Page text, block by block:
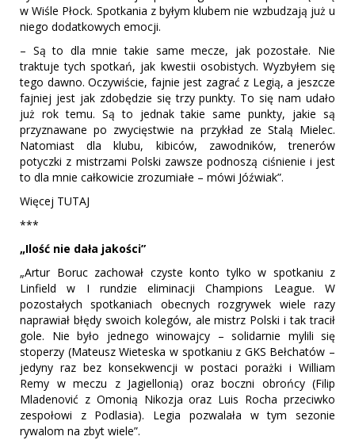
w Wiśle Płock. Spotkania z byłym klubem nie wzbudzają już u
niego dodatkowych emocji.
– Są to dla mnie takie same mecze, jak pozostałe. Nie
traktuje tych spotkań, jak kwestii osobistych. Wyzbyłem się
tego dawno. Oczywiście, fajnie jest zagrać z Legią, a jeszcze
fajniej jest jak zdobędzie się trzy punkty. To się nam udało
już rok temu. Są to jednak takie same punkty, jakie są
przyznawane po zwycięstwie na przykład ze Stalą Mielec.
Natomiast dla klubu, kibiców, zawodników, trenerów
potyczki z mistrzami Polski zawsze podnoszą ciśnienie i jest
to dla mnie całkowicie zrozumiałe – mówi Jóźwiak”.
Więcej TUTAJ
***
„Ilość nie dała jakości”
„Artur Boruc zachował czyste konto tylko w spotkaniu z
Linfield w I rundzie eliminacji Champions League. W
pozostałych spotkaniach obecnych rozgrywek wiele razy
naprawiał błędy swoich kolegów, ale mistrz Polski i tak tracił
gole. Nie było jednego winowajcy – solidarnie mylili się
stoperzy (Mateusz Wieteska w spotkaniu z GKS Bełchatów –
jedyny raz bez konsekwencji w postaci porażki i William
Remy w meczu z Jagiellonią) oraz boczni obrońcy (Filip
Mladenović z Omonią Nikozja oraz Luis Rocha przeciwko
zespołowi z Podlasia). Legia pozwalała w tym sezonie
rywalom na zbyt wiele”.